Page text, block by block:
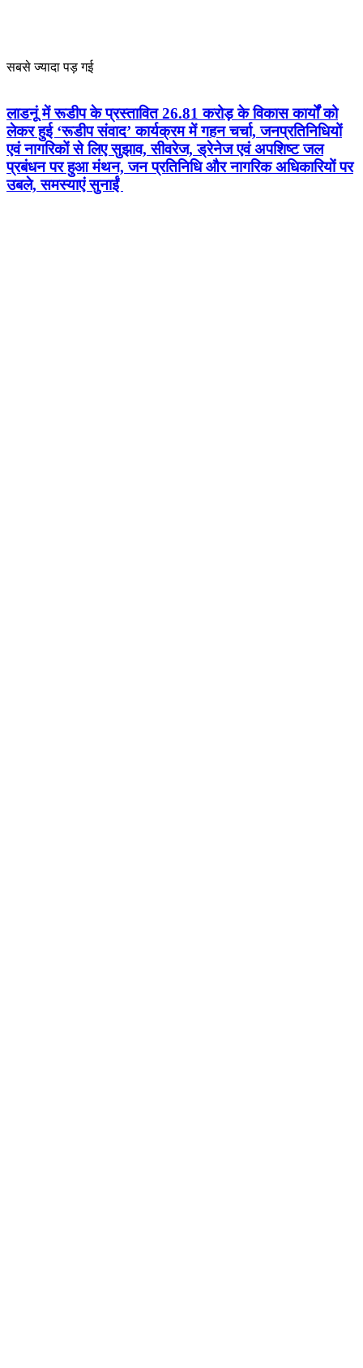
सबसे ज्यादा पड़ गई
लाडनूं में रूडीप के प्रस्तावित 26.81 करोड़ के विकास कार्यों को
लेकर हुई ‘रूडीप संवाद’ कार्यक्रम में गहन चर्चा, जनप्रतिनिधियों
एवं नागरिकों से लिए सुझाव, सीवरेज, ड्रेनेज एवं अपशिष्ट जल
प्रबंधन पर हुआ मंथन, जन प्रतिनिधि और नागरिक अधिकारियों पर
उबले, समस्याएं सुनाईं